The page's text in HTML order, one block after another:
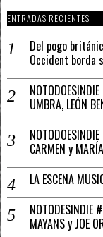
ENTRADAS RECIENTES
Del pogo
Occident borda
UMBRA, LEÓN
CARMEN y
LA ESCENA
NOTODESINDIE
MAYANS y JOE